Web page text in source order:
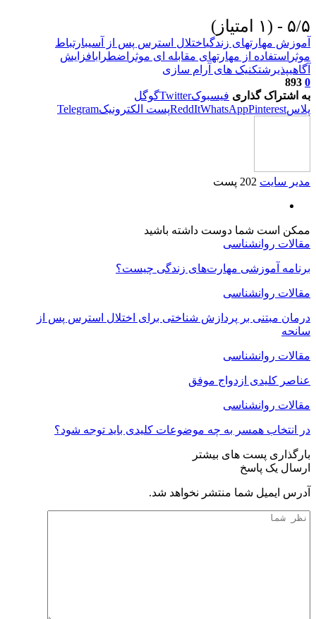
۵/۵ - (۱ امتیاز)
آموزش مهارتهای زندگیاختلال استرس پس از آسیبارتباط
موثر استفاده از مهارتهای مقابله ای موثر اضطرابافزایش
آگاهیپذیرشتکنیک های آرام سازی
0
893
به اشتراک گذاری فیسبوکTwitterگوگل
پلاس
ReddItWhatsAppPinterest پست الکترونیکTelegram
مدیر سایت 202 پست
ممکن است شما دوست داشته باشید
مقالات روانشناسی
برنامه آموزشی مهارت‌های زندگی چیست؟
مقالات روانشناسی
درمان مبتنی بر پردازش شناختی برای اختلال استرس پس از
سانحه
مقالات روانشناسی
عناصر کلیدی ازدواج موفق
مقالات روانشناسی
در انتخاب همسر به چه موضوعات کلیدی باید توجه شود؟
بارگذاری پست های بیشتر
ارسال یک پاسخ
آدرس ایمیل شما منتشر نخواهد شد.